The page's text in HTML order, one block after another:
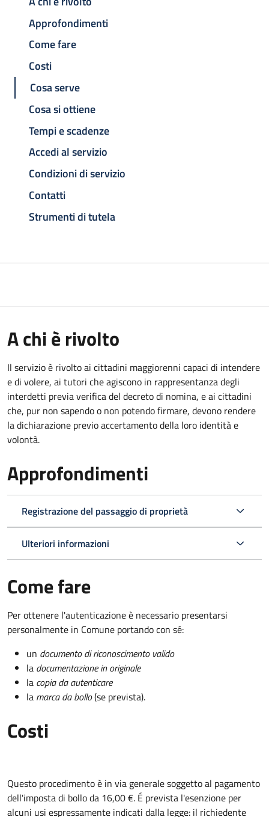
Approfondimenti
Come fare
Costi
Cosa serve
Cosa si ottiene
Tempi e scadenze
Accedi al servizio
Condizioni di servizio
Contatti
Strumenti di tutela
A chi è rivolto
Il servizio è rivolto ai cittadini maggiorenni capaci di intendere
e di volere, ai tutori che agiscono in rappresentanza degli
interdetti previa verifica del decreto di nomina, e ai cittadini
che, pur non sapendo o non potendo firmare, devono rendere
la dichiarazione previo accertamento della loro identità e
volontà.
Approfondimenti
Registrazione del passaggio di proprietà
Ulteriori informazioni
Come fare
Per ottenere l'autenticazione è necessario presentarsi
personalmente in Comune portando con sé:
un documento di riconoscimento valido
la documentazione in originale
la copia da autenticare
la marca da bollo(se prevista).
Costi
Questo procedimento è in via generale soggetto al pagamento
dell'imposta di bollo da 16,00 €. É prevista l'esenzione per
alcuni usi espressamente indicati dalla legge: il richiedente